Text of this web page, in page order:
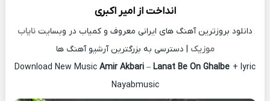
انداخت ازامیر اکبری
دانلود بروزترین آهنگ های ایرانی معروف و کمیاب در وبسایت نایاب
موزیک | دسترسی به بزرگترین آرشیو آهنگ ها
Download New Music Amir Akbari – Lanat Be On Ghalbe + lyric
Nayabmusic